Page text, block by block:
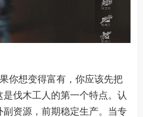
果你想变得富有，你应该先把
伐木工人的第一个特点。认
资源，前期稳定生产。当专